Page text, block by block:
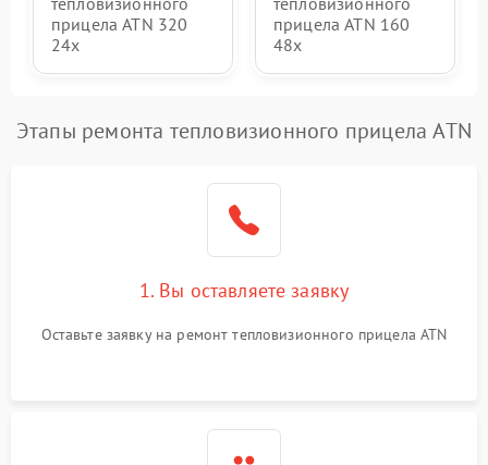
прицела ATN 320
24x
прицела ATN 160
48x
Этапы ремонта тепловизионного прицела ATN
1. Вы оставляете заявку
Оставьте заявку на ремонт тепловизионного прицела ATN